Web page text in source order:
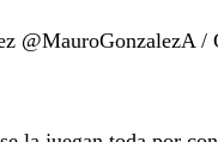
@MauroGonzalezA /